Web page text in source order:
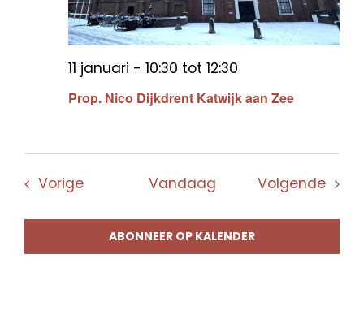
Prop. Nico Dijkdrent Katwijk aan Zee
11 januari - 10:30 tot 12:30
VorigeEvenementenVandaag Volgende
ABONNEER OP KALENDER